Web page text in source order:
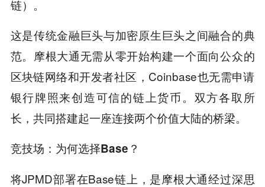
链）。
这是传统金融巨头与加密原生巨头之间融合的典
范。摩根大通无需从零开始构建一个面向公众的
区块链网络和开发者社区，Coinbase也无需申请
银行牌照来创造可信的链上货币。双方各取所
长，共同搭建起一座连接两个价值大陆的桥梁。
竞技场：为何选择Base？
将JPMD部署在Base链上，是摩根大通经过深思